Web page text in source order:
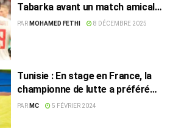
Tabarka avant un match amical
contre le Botswana
PAR MOHAMED FETHI 8 DÉCEMBRE 2025
Tunisie : En stage en France, la
championne de lutte a préféré
émigrer clandestinement
PAR MC 5 FÉVRIER 2024